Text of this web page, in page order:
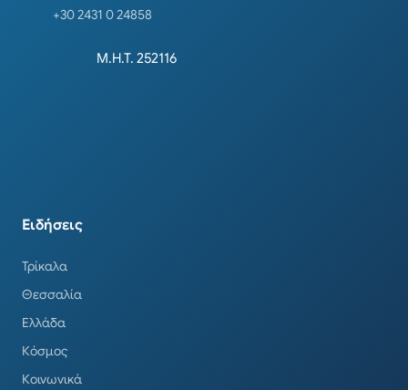
+30 2431 0 24858
Μ.Η.Τ. 252116
Ειδήσεις
Τρίκαλα
Θεσσαλία
Ελλάδα
Κόσμος
Κοινωνικά